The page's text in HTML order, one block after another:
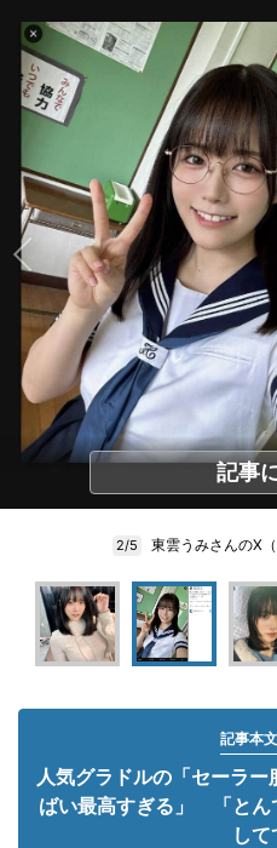
記事
2/5 東雲うみさんのX
記事本
人気グラドルの「セーラ
ばい最高すぎる」 「とん
して